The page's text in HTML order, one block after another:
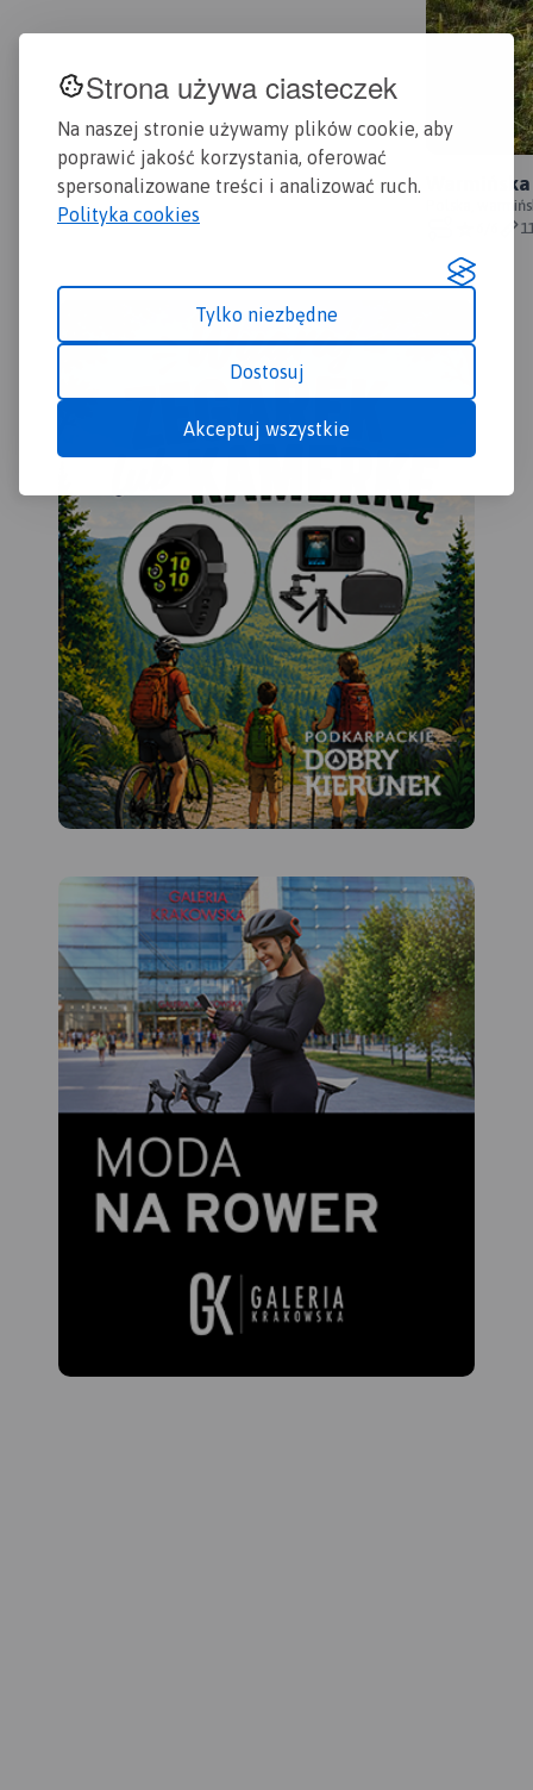
Strona używa ciasteczek
Na naszej stronie używamy plików cookie, aby
poprawić jakość korzystania, oferować
spersonalizowane treści i analizować ruch.
Polityka cookies
Tylko niezbędne
Dostosuj
Akceptuj wszystkie
terenu, znajdującymi się na
przyrodniczymi oraz
Rok wydania 2023
Polska,